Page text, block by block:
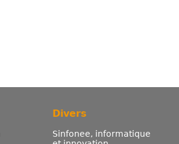
Divers
Sinfonee, informatique